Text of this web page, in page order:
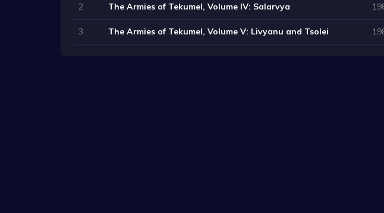
2 The Armies of Tekumel, Volume IV: Salarvya
3 The Armies of Tekumel, Volume V: Livyanu and Tsolei